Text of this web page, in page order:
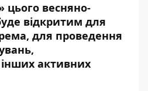
весняно-
відкритим для
для проведення
активних